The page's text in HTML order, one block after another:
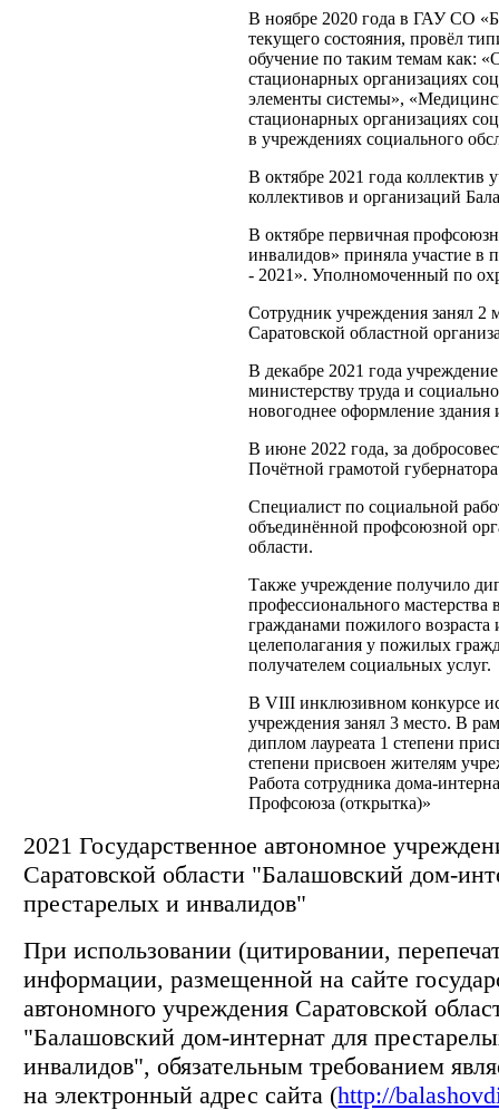
В ноябре 2020 года в ГАУ СО
текущего состояния, провёл
обучение по таким темам как:
стационарных организациях
элементы системы»,
стационарных организациях
в учреждениях социального
В октябре 2021 года
коллективов и организаций
В октябре первичная
инвалидов» приняла участие в
- 2021». Уполномоченный по
Сотрудник учреждения занял 2
Саратовской областной
В декабре 2021 года
министерству труда и
новогоднее оформление
В июне 2022 года, за
Почётной грамотой
Специалист по социальной
объединённой профсоюзной
области.
Также учреждение получило
профессионального
гражданами пожилого
целеполагания у пожилых
получателем социальных услуг.
В VIII инклюзивном конкурсе
учреждения занял 3 место. В
диплом лауреата 1 степени
степени присвоен жителям
Работа сотрудника дома-
Профсоюза (открытка)»
2021 Государственное автономное
Саратовской области "Балашовский дом-
престарелых и инвалидов"
При использовании (цитировании,
информации, размещенной на сайте
автономного учреждения Саратовской
"Балашовский дом-интернат для
инвалидов", обязательным требованием
на электронный адрес сайта (http://